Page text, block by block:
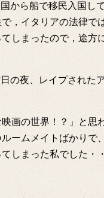
から船で移民入国し
，イタリアの法律で
しまったので，途方
の夜、レイプされた
映画の世界！？」と思
ームメイトばかりで
しまった私でした・